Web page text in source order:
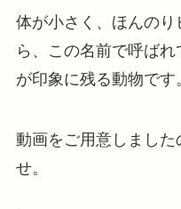
体が小さく、ほんの
ら、この名前で呼ば
が印象に残る動物です
動画をご用意しました
せ。